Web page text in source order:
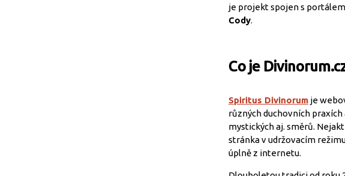
je projekt spojen s portálem
Cody.
Co je
Spiritus Divinorum je
různých duchovních
mystických aj. směrů.
stránka v udržovacím
úplně z internetu.